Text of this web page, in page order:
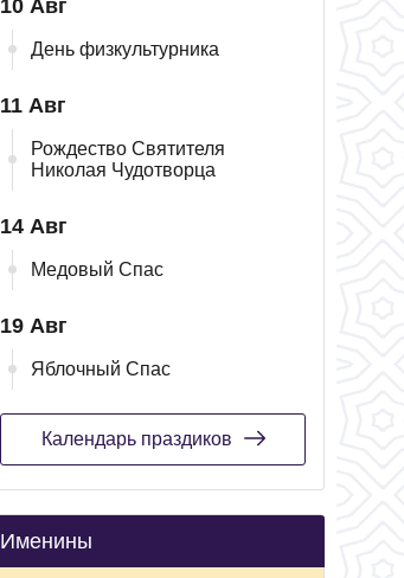
10 Авг
День физкультурника
11 Авг
Рождество Святителя
Николая Чудотворца
14 Авг
Медовый Спас
19 Авг
Яблочный Спас
Календарь праздиков
Именины